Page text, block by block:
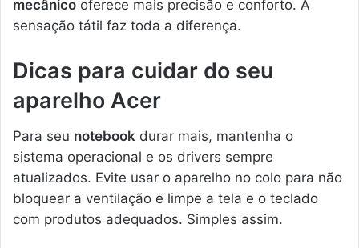
mecânico oferece mais precisão e conforto. A
sensação tátil faz toda a diferença.
Dicas para cuidar do seu
aparelho Acer
Para seu notebook durar mais, mantenha o
sistema operacional e os drivers sempre
atualizados. Evite usar o aparelho no colo para não
bloquear a ventilação e limpe a tela e o teclado
com produtos adequados. Simples assim.